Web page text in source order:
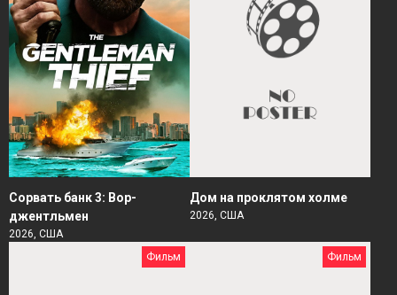
Сорвать банк 3: Вор-
джентльмен
2026, США
Дом на проклятом холме
2026, США
Фильм Фильм